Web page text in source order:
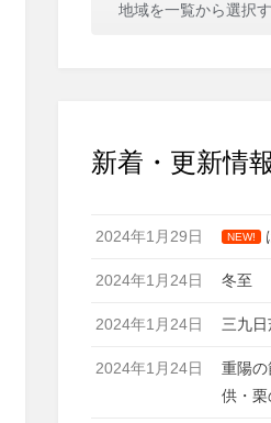
地域を一覧から選択
新着・更新情
2024年1月29日 NEW!
2024年1月24日 冬至
2024年1月24日 三九
2024年1月24日
重陽
供・栗